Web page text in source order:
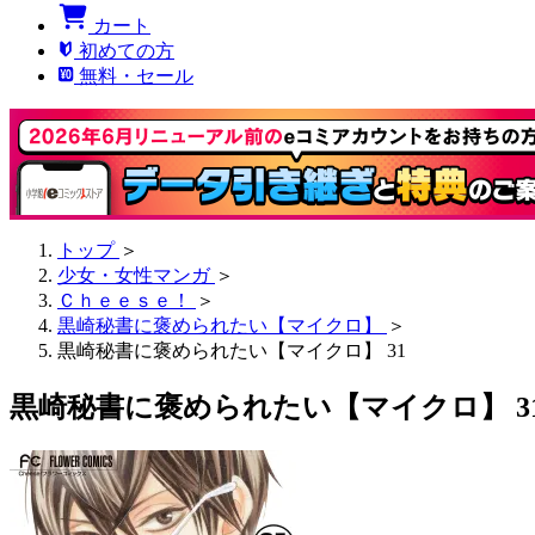
カート
初めての方
無料・セール
トップ ＞
少女・女性マンガ ＞
Ｃｈｅｅｓｅ！
＞
黒崎秘書に褒められたい【マイクロ】
＞
黒崎秘書に褒められたい【マイクロ】 31
黒崎秘書に褒められたい【マイクロ】